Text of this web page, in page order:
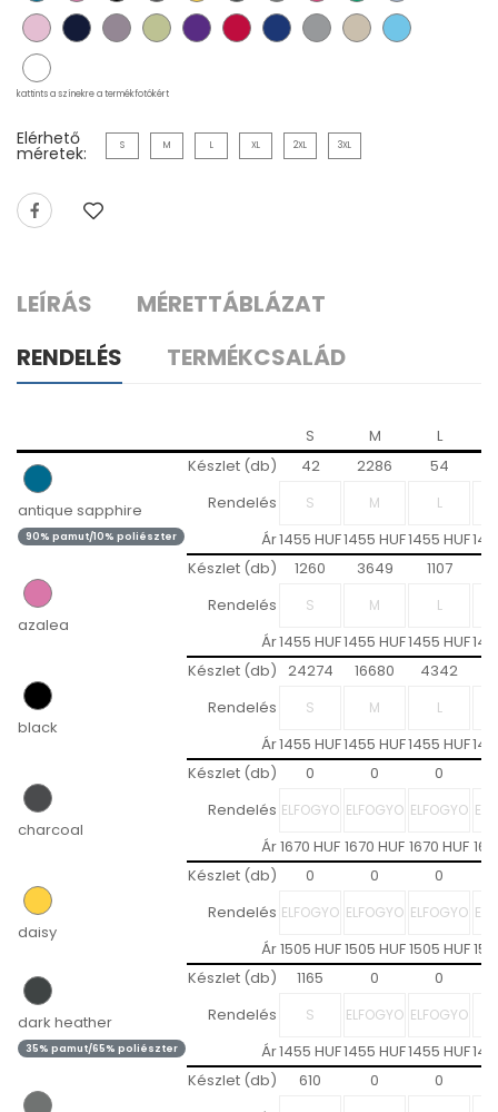
kattints a színekre a termékfotókért
Elérhető
méretek: S M L XL 2XL 3XL
LEÍRÁS
MÉRETTÁBLÁZAT
RENDELÉS
TERMÉKCSALÁD
S M L
antique sapphire
90% pamut/10% poliészter
Készlet (db) 42 2286
54
Rendelés
Ár1455 HUF1455 HUF1455 HUF
azalea
Készlet (db) 1260 3649 1107
Rendelés
Ár1455 HUF1455 HUF1455 HUF
black
Készlet (db) 24274 16680 4342
Rendelés
Ár1455 HUF1455 HUF1455 HUF
charcoal
Készlet (db) 0 0
0
Rendelés
Ár1670 HUF 1670 HUF 1670 HUF
daisy
Készlet (db) 0 0
0
Rendelés
Ár1505 HUF1505 HUF1505 HUF
dark heather
35% pamut/65% poliészter
Készlet (db) 1165 0 0
Rendelés
Ár1455 HUF1455 HUF1455 HUF
Készlet (db)
610 0
0